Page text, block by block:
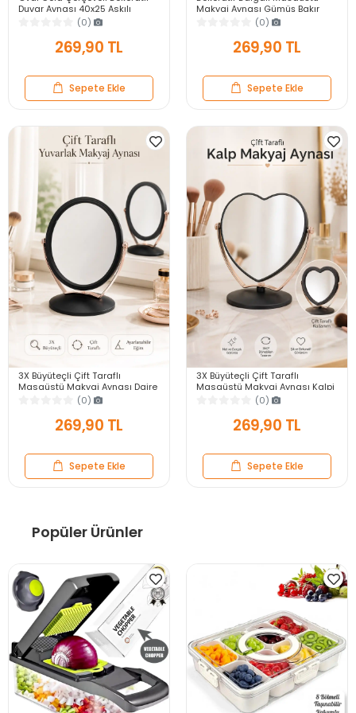
Duvar Aynası 40x25 Askılı
Modern Salon Antre Banyo
Yatak Odası Aynası
(0)
269,90 TL
Sepete Ekle
Makyaj Aynası Gümüş Bakır
Çerçeveli Modern Yakın Duvar
(0)
269,90 TL
Sepete Ekle
3X Büyüteçli Çift Taraflı
Masaüstü Makyaj Aynası Daire
Siyah Rose Gold Standlı
Dekoratif Yakın Ayna
(0)
269,90 TL
Sepete Ekle
3X Büyüteçli Çift Taraflı
Masaüstü Makyaj Aynası Kalpi
Siyah Rose Gold Standlı
Dekoratif Yakın Ayna
(0)
269,90 TL
Sepete Ekle
Popüler Ürünler